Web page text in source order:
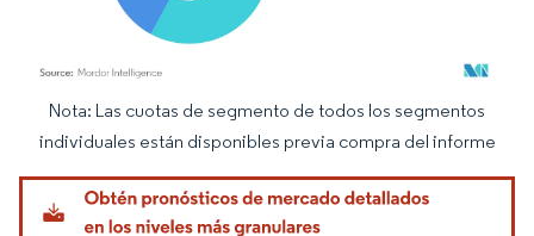
Imagen © Mordor Intelligence. El uso requiere atribución según CC BY 4.0.
Nota: Las cuotas de segmento de todos los segmentos
individuales están disponibles previa compra del informe